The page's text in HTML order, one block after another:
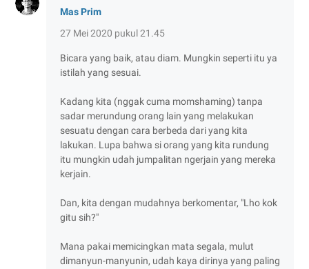
Mas Prim
27 Mei 2020 pukul 21.45
Bicara yang baik, atau diam. Mungkin seperti itu ya
istilah yang sesuai.
Kadang kita (nggak cuma momshaming) tanpa
sadar merundung orang lain yang melakukan
sesuatu dengan cara berbeda dari yang kita
lakukan. Lupa bahwa si orang yang kita rundung
itu mungkin udah jumpalitan ngerjain yang mereka
kerjain.
Dan, kita dengan mudahnya berkomentar, "Lho kok
gitu sih?"
Mana pakai memicingkan mata segala, mulut
dimanyun-manyunin, udah kaya dirinya yang paling